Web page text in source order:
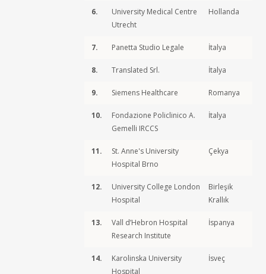
6.
University Medical Centre
Utrecht
Hollanda
7. Panetta Studio Legale İtalya
8. Translated Srl. İtalya
9. Siemens Healthcare Romanya
10.
Fondazione Policlinico A.
Gemelli IRCCS
İtalya
11.
St. Anne's University
Hospital Brno
Çekya
12.
University College London
Hospital
Birleşik
Krallık
13.
Vall d’Hebron Hospital
Research Institute
İspanya
14.
Karolinska University
Hospital
İsveç